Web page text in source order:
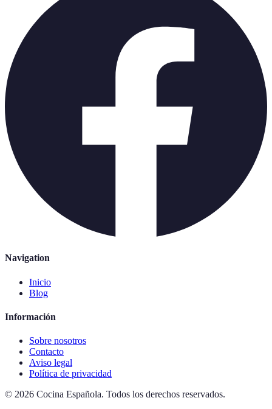
Navigation
Inicio
Blog
Información
Sobre nosotros
Contacto
Aviso legal
Política de privacidad
© 2026 Cocina Española. Todos los derechos reservados.